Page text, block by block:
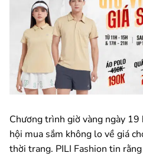
Chương trình giờ vàng ngày
hội mua sắm không lo về giá
thời trang. PILI Fashion tin